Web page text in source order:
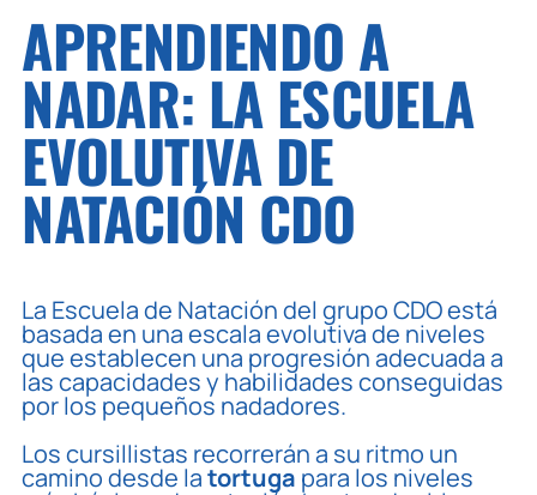
APRENDIENDO A
NADAR: LA ESCUELA
EVOLUTIVA DE
NATACIÓN CDO
La Escuela de Natación del grupo CDO está
basada en una escala evolutiva de niveles
que establecen una progresión adecuada a
las capacidades y habilidades conseguidas
por los pequeños nadadores.
Los cursillistas recorrerán a su ritmo un
camino desde latortuga para los niveles